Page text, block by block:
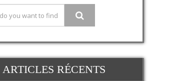
ARTICLES RÉCENTS